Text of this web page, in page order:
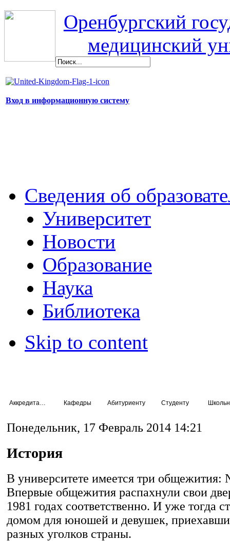
Оренбургский
медицинский
Вход в информационную систему
Сведения об
Университет
Новости
Образование
Наука
Библиотека
Skip to content
Кафедры Абитуриенту Студенту
Понедельник, 17 Февраль 2014 14:21
История
В университете имеется три
Впервые общежития распахнули свои
1981 годах соответственно. И уже тогда
домом для юношей и девушек,
разных уголков страны.